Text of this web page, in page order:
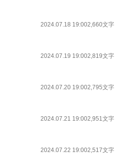
2024.07.18 19:002,660文字
2024.07.19 19:002,819文字
2024.07.20 19:002,795文字
2024.07.21 19:002,951文字
2024.07.22 19:002,517文字